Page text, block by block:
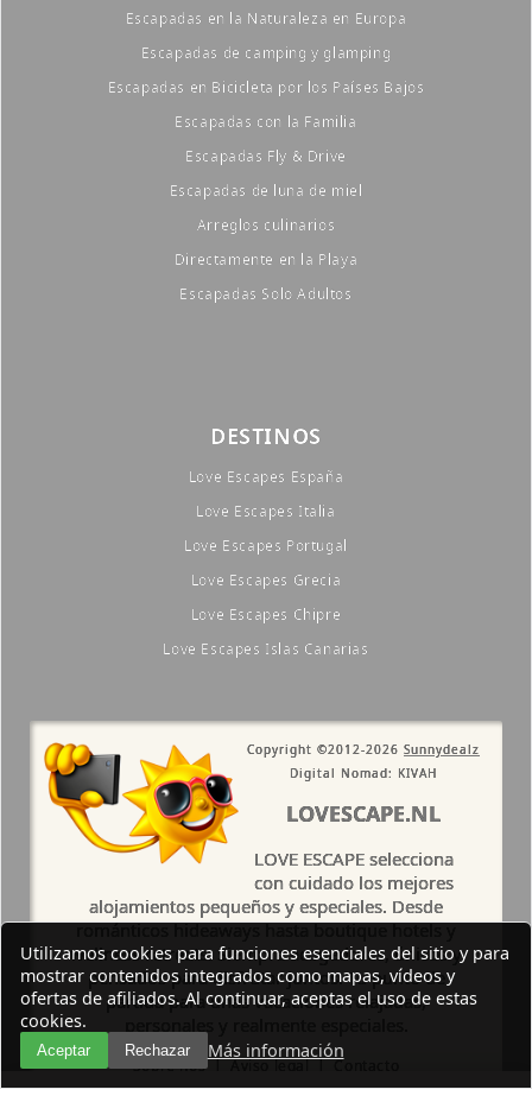
Escapadas en la Naturaleza en Europa
Escapadas de camping y glamping
Escapadas en Bicicleta por los Países Bajos
Escapadas con la Familia
Escapadas Fly & Drive
Escapadas de luna de miel
Arreglos culinarios
Directamente en la Playa
Escapadas Solo Adultos
DESTINOS
Love Escapes España
Love Escapes Italia
Love Escapes Portugal
Love Escapes Grecia
Love Escapes Chipre
Love Escapes Islas Canarias
Copyright ©2012-2026 Sunnydealz
Digital Nomad: KIVAH
LOVESCAPE.NL
LOVE ESCAPE selecciona
con cuidado los mejores
alojamientos pequeños y especiales. Desde
románticos hideaways hasta boutique hotels y
wellness retreats. Siempre acogedores, únicos y
pensados para disfrutar juntos. Tu punto de
partida para unas vacaciones relajadas,
Sobre nós|Aviso legal|Contacto
Utilizamos cookies para funciones esenciales del sitio y para
mostrar contenidos integrados como mapas, vídeos y
ofertas de afiliados. Al continuar, aceptas el uso de estas
cookies.
Aceptar Rechazar Más información